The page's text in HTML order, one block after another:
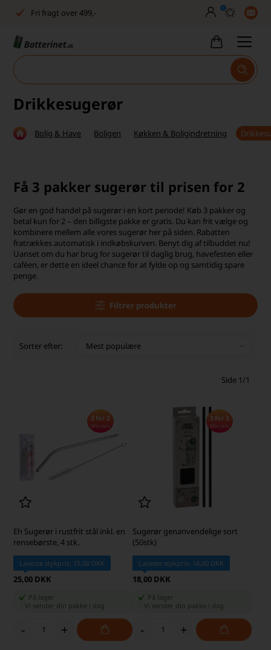
Fri fragt over 499,-
Høj kundetilfredshed
Dag-til-dag levering
Dansk lager
30 dages returret
Tlf. er lukket uge 27-32
Høj kundetilfredshed
0
Drikkesugerør
Bolig & Have Boligen Køkken & Boligindretning
Få 3 pakker sugerør til prisen for 2
Gør en god handel på sugerør i en kort periode! Køb 3 pakker og
betal kun for 2 – den billigste pakke er gratis. Du kan frit vælge og
kombinere mellem alle vores sugerør her på siden. Rabatten
fratrækkes automatisk i indkøbskurven. Benyt dig af tilbuddet nu!
Uanset om du har brug for sugerør til daglig brug, havefesten eller
caféen, er dette en ideel chance for at fylde op og samtidig spare
penge.
Filtrer produkter
Sorter efter:
Side 1/1
3 for 2
Mix selv
Eh Sugerør i rustfrit stål inkl. en
rensebørste, 4 stk.
Laveste stykpris: 15,00 DKK
25,00 DKK
På lager
-Vi sender din pakke i dag
- +
3 for 2
Mix selv
Sugerør genanvendelige sort
(50stk)
Laveste stykpris: 16,00 DKK
18,00 DKK
På lager
Vi sender din pakke i dag
- +